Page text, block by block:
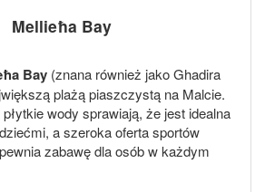
Mellieħa Bay
Bay (znana również jako Ghadira
plażą piaszczystą na Malcie.
płytkie wody sprawiają, że jest idealna
a szeroka oferta sportów
zabawę dla osób w każdym